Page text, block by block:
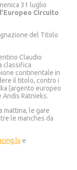
31 luglio
Circuito
del Titolo
Claudio
classifica
continentale in
il titolo, contro i
(argento europeo
Ratnieks.
mattina, le gare
le manches da
e